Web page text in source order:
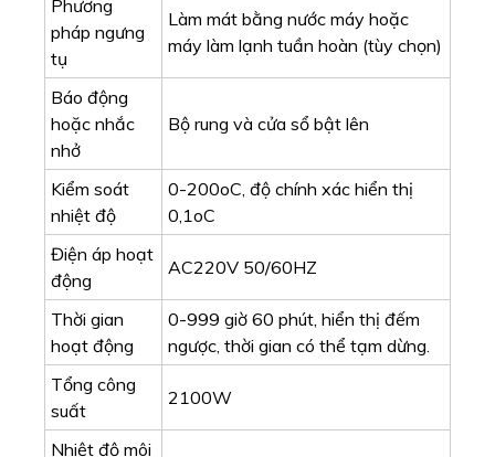
hoạt động
ngược, thời gian có thể tạm dừng.
Tổng công
suất
Nhiệt độ môi
trường xung
quanh
Độ ẩm môi
trường
85%RH, không ngưng tụ
Kích cỡ
850x350x450mm
Cân nặng
42kg
Để nhận tư vấn và báo giá, xin vui lòng liên hệ
với chúng tôi (Nhấp vào biểu tượng tư vấn)